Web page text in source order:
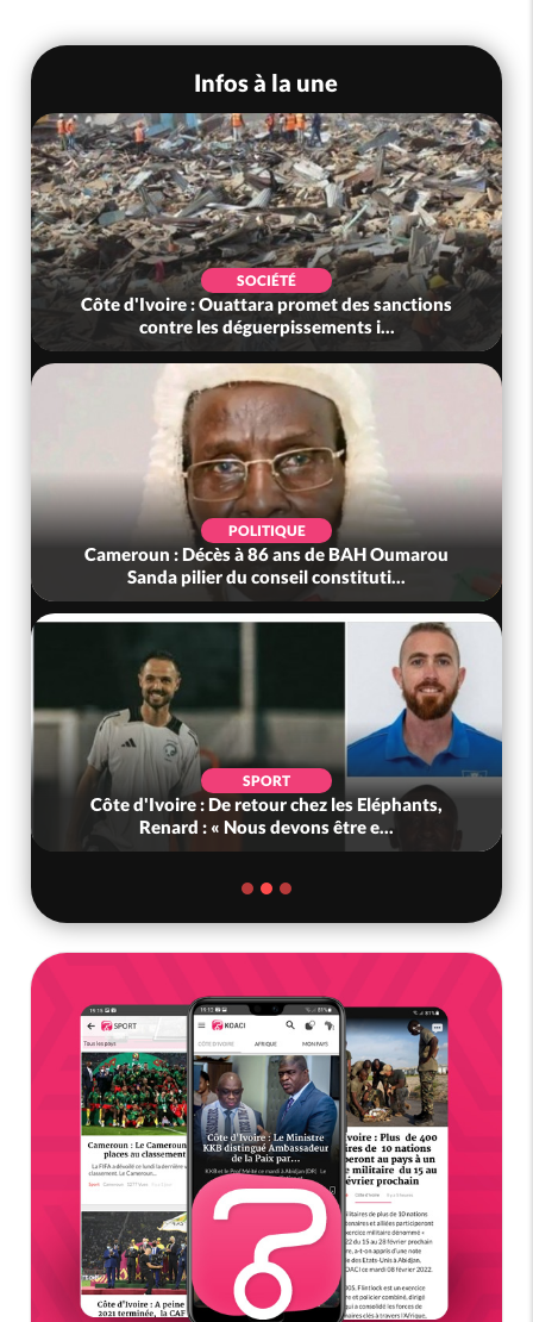
Infos à la une
SOCIÉTÉ
Côte d'Ivoire : Ouattara promet des sanctions
contre les déguerpissements i...
POLITIQUE
Cameroun : Décès à 86 ans de BAH Oumarou
Sanda pilier du conseil constituti...
SPORT
Côte d'Ivoire : De retour chez les Eléphants,
Renard : « Nous devons être e...